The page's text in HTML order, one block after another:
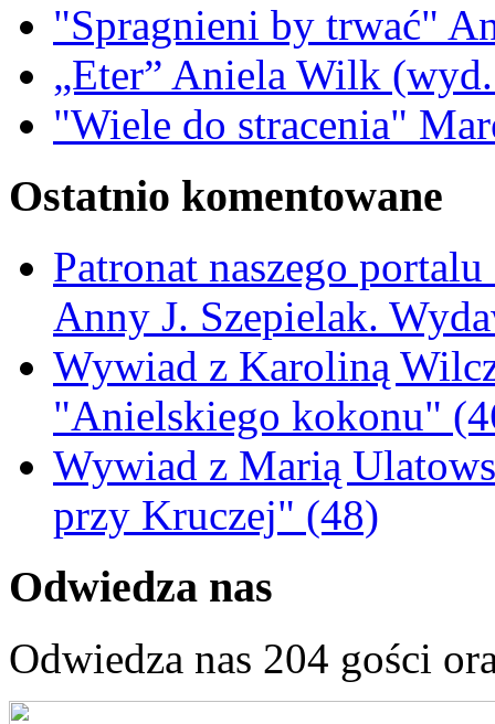
"Spragnieni by trwać"
„Eter” Aniela Wilk
"Wiele do stracenia"
Ostatnio komentowane
Patronat naszego
Anny J. Szepielak.
Wywiad z Karoliną
"Anielskiego kokonu"
Wywiad z Marią
przy Kruczej" (48)
Odwiedza nas
Odwiedza nas 204 gości